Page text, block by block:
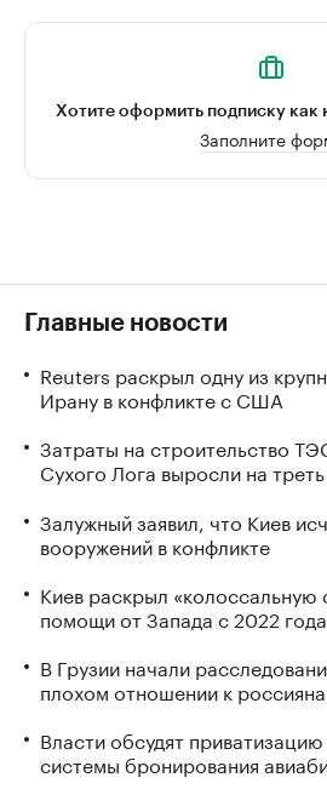
Хотите оформить подписку как
Заполните
Главные новости
Reuters раскрыл одну из
Ирану в конфликте с США
Затраты на строительство
Сухого Лога выросли на треть
Залужный заявил, что Киев
вооружений в конфликте
Киев раскрыл
помощи от Запада с 2022 года
В Грузии начали
плохом отношении к
Власти обсудят
системы бронирования